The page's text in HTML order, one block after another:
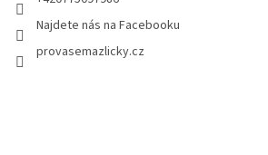
Najdete nás na Facebooku
provasemazlicky.cz